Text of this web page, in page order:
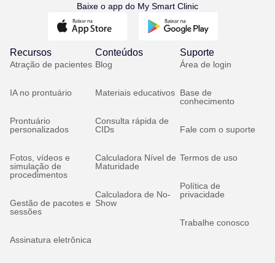
Baixe o app do My Smart Clinic
Recursos
Atração de pacientes
IA no prontuário
Prontuário
personalizados
Fotos, vídeos e
simulação de
procedimentos
Gestão de pacotes e
sessões
Assinatura eletrônica
Conteúdos
Blog
Materiais educativos
Consulta rápida de
CIDs
Calculadora Nível de
Maturidade
Calculadora de No-
Show
Suporte
Área de login
Base de
conhecimento
Fale com o suporte
Termos de uso
Política de
privacidade
Trabalhe conosco